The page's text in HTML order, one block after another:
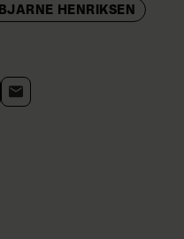
BJARNE HENRIKSEN